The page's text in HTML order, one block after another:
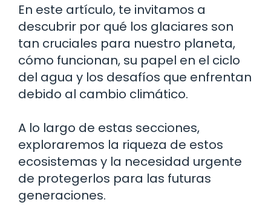
En este artículo, te invitamos a
descubrir por qué los glaciares son
tan cruciales para nuestro planeta,
cómo funcionan, su papel en el ciclo
del agua y los desafíos que enfrentan
debido al cambio climático.
A lo largo de estas secciones,
exploraremos la riqueza de estos
ecosistemas y la necesidad urgente
de protegerlos para las futuras
generaciones.